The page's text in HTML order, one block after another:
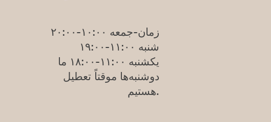
زمان-جمعه ۱۰:۰۰-۲۰:۰۰
شنبه ۱۱:۰۰-۱۹:۰۰
یکشنبه ۱۱:۰۰-۱۸:۰۰
ما
دوشنبه‌ها موقتاً تعطیل
هستیم.